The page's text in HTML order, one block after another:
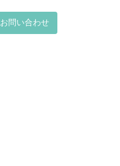
お問い合わせ